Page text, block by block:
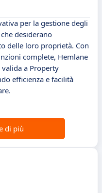
per la gestione degli
desiderano
delle loro proprietà. Con
complete, Hemlane
a Property
efficienza e facilità
di più